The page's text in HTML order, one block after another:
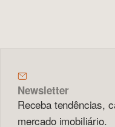
Newsletter
Receba tendências,
mercado imobiliário.